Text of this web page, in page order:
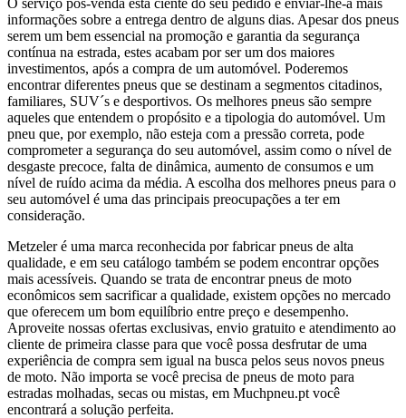
informações sobre a entrega dentro de alguns dias. Apesar dos pneus
serem um bem essencial na promoção e garantia da segurança
contínua na estrada, estes acabam por ser um dos maiores
investimentos, após a compra de um automóvel. Poderemos
encontrar diferentes pneus que se destinam a segmentos citadinos,
familiares, SUV´s e desportivos. Os melhores pneus são sempre
aqueles que entendem o propósito e a tipologia do automóvel. Um
pneu que, por exemplo, não esteja com a pressão correta, pode
comprometer a segurança do seu automóvel, assim como o nível de
desgaste precoce, falta de dinâmica, aumento de consumos e um
nível de ruído acima da média. A escolha dos melhores pneus para o
seu automóvel é uma das principais preocupações a ter em
consideração.
Metzeler é uma marca reconhecida por fabricar pneus de alta
qualidade, e em seu catálogo também se podem encontrar opções
mais acessíveis. Quando se trata de encontrar pneus de moto
econômicos sem sacrificar a qualidade, existem opções no mercado
que oferecem um bom equilíbrio entre preço e desempenho.
Aproveite nossas ofertas exclusivas, envio gratuito e atendimento ao
cliente de primeira classe para que você possa desfrutar de uma
experiência de compra sem igual na busca pelos seus novos pneus
de moto. Não importa se você precisa de pneus de moto para
estradas molhadas, secas ou mistas, em Muchpneu.pt você
encontrará a solução perfeita.